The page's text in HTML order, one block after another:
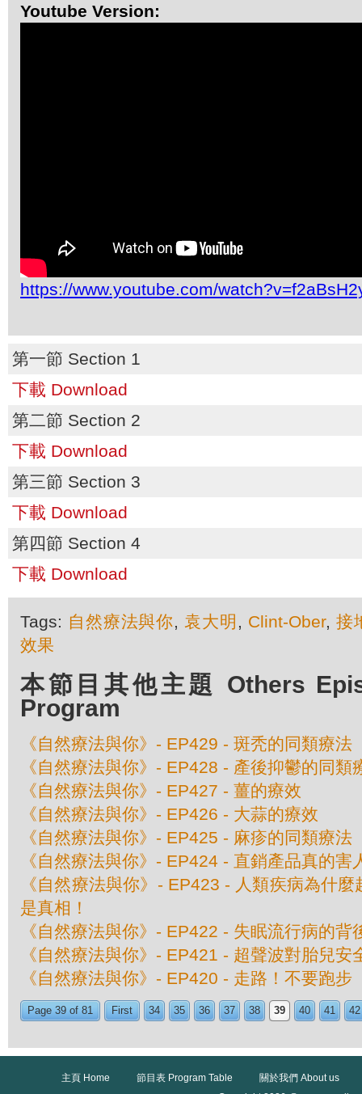
Youtube Version:
https://www.youtube.com/
第一節 Section 1
下載 Download
第二節 Section 2
下載 Download
第三節 Section 3
下載 Download
第四節 Section 4
下載 Download
Tags: 自然療法與你,袁大明 , Clint-Ober, 接
效果
本節目其他主題 Others
Program
《自然療法與你》- EP429 - 斑秃的同類療法
《自然療法與你》- EP428 - 產後抑鬱的同類
《自然療法與你》- EP427 - 薑的療效
《自然療法與你》- EP426 - 大蒜的療效
《自然療法與你》- EP425 - 麻疹的同類療法
《自然療法與你》- EP424 - 直銷產品真的害
《自然療法與你》- EP423 - 人類疾病為什
是真相！
《自然療法與你》- EP422 - 失眠流行病的背
《自然療法與你》- EP421 - 超聲波對胎兒安
《自然療法與你》- EP420 - 走路！不要跑步
Page 39 of 81 First 34 35 36 37 38 39 40 41 42
主頁 Home 節目表 Program Table
關於我們 About us